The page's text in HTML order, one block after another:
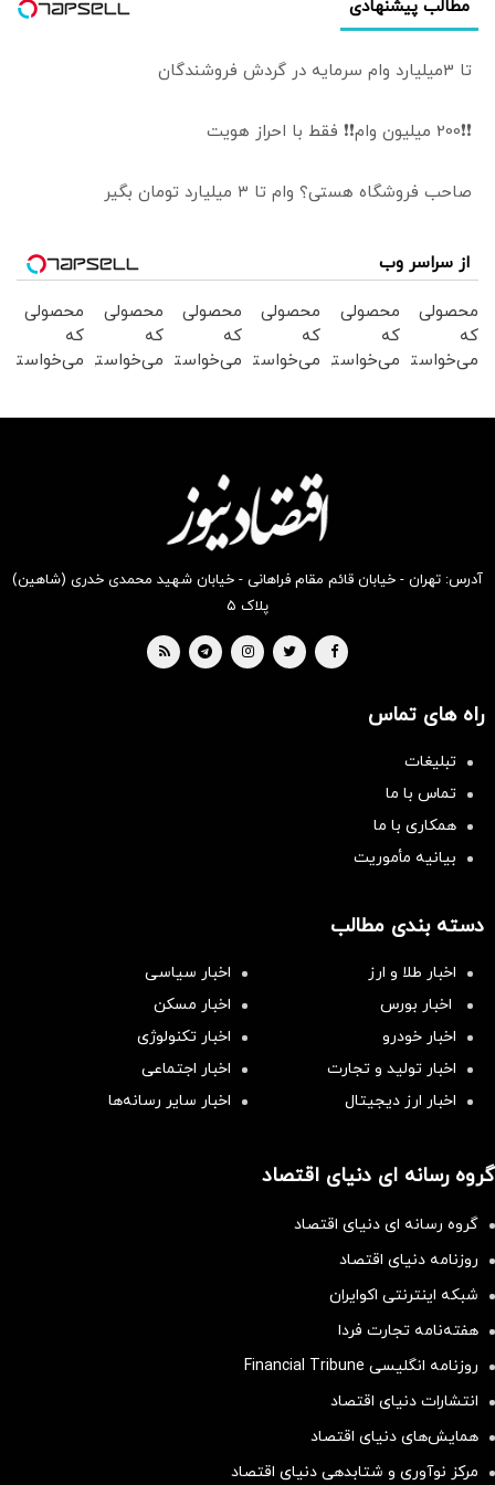
مطالب پیشنهادی
تا 3میلیارد وام سرمایه در گردش فروشندگان
❗❗200 میلیون وام❗❗ فقط با احراز هویت
صاحب فروشگاه هستی؟ وام تا ۳ میلیارد تومان بگیر
از سراسر وب
محصولی
که
می‌خواستی
محصولی
که
می‌خواستی
محصولی
که
می‌خواستی
بخر !
محصولی
که
می‌خواستی
بخر !
محصولی
که
می‌خواستی
محصولی
که
می‌خواستی
آدرس: تهران - خیابان قائم مقام فراهانی - خیابان شهید محمدی خدری (شاهین)
پلاک ۵
راه های تماس
تبلیغات
تماس با ما
همکاری با ما
بیانیه مأموریت
دسته بندی مطالب
اخبار طلا و ارز
اخبار سیاسی
اخبار بورس
اخبار مسکن
اخبار خودرو
اخبار تکنولوژی
اخبار تولید و تجارت
اخبار اجتماعی
اخبار ارز دیجیتال
اخبار سایر رسانه‌‌ها
گروه رسانه ای دنیای اقتصاد
گروه رسانه ای دنیای اقتصاد
روزنامه دنیای اقتصاد
شبکه اینترنتی اکوایران
هفته‌نامه تجارت فردا
روزنامه انگلیسی Financial Tribune
انتشارات دنیای اقتصاد
همایش‌های دنیای اقتصاد
مرکز نوآوری و شتابدهی دنیای اقتصاد